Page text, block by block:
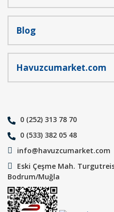
Blog
Havuzcumarket.com
0 (252) 313 78 70
0 (533) 382 05 48
info@havuzcumarket.com
Eski Çeşme Mah.
Bodrum/Muğla